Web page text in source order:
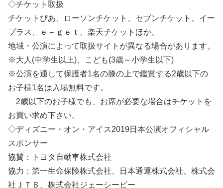
◇チケット取扱
チケットぴあ、ローソンチケット、セブンチケット、イー
プラス、ｅ－ｇｅｔ、楽天チケットほか、
地域・公演によって取扱サイトが異なる場合があります。
※大人(中学生以上)、こども(3歳～小学生以下)
※公演を通して保護者1名の膝の上で鑑賞する2歳以下の
お子様1名は入場無料です。
2歳以下のお子様でも、お席が必要な場合はチケットを
お買い求め下さい。
◇ディズニー・オン・アイス2019日本公演オフィシャル
スポンサー
協賛：トヨタ自動車株式会社
協力：第一生命保険株式会社、日本通運株式会社、株式会
社ＪＴＢ、株式会社ジェーシービー